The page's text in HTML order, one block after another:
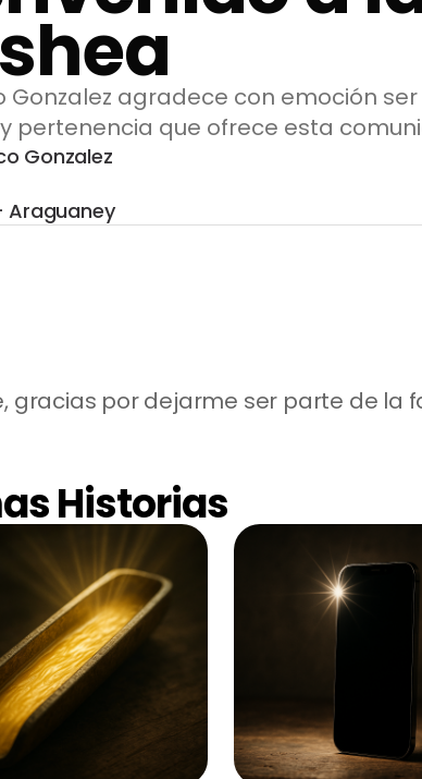
Gonzalez agradece con emoción
pertenencia que ofrece esta
Gonzalez
Araguaney
gracias por dejarme ser parte de la
Historias